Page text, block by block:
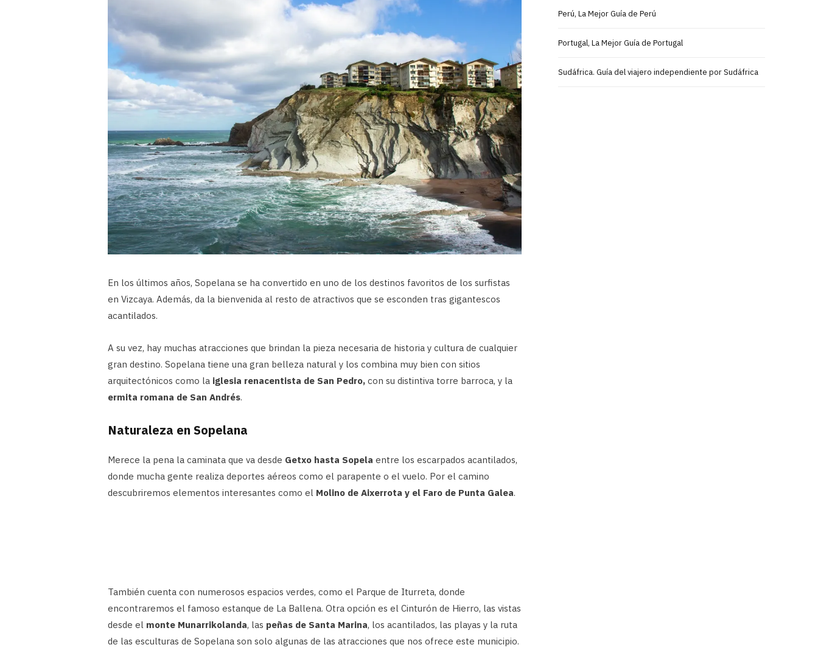
En los últimos años, Sopelana se ha convertido en uno de los destinos favoritos de los surfistas
en Vizcaya. Además, da la bienvenida al resto de atractivos que se esconden tras gigantescos
acantilados.
A su vez, hay muchas atracciones que brindan la pieza necesaria de historia y cultura de cualquier
gran destino. Sopelana tiene una gran belleza natural y los combina muy bien con sitios
arquitectónicos como la iglesia renacentista de San Pedro, con su distintiva torre barroca, y la
ermita romana de San Andrés.
Naturaleza en Sopelana
Merece la pena la caminata que va desde Getxo hasta Sopela entre los escarpados acantilados,
donde mucha gente realiza deportes aéreos como el parapente o el vuelo. Por el camino
descubriremos elementos interesantes como el Molino de Aixerrota y el Faro de Punta Galea.
También cuenta con numerosos espacios verdes, como el Parque de Iturreta, donde
encontraremos el famoso estanque de La Ballena. Otra opción es el Cinturón de Hierro, las vistas
desde el monte Munarrikolanda, las peñas de Santa Marina, los acantilados, las playas y la ruta
de las esculturas de Sopelana son solo algunas de las atracciones que nos ofrece este municipio.
Perú, La Mejor Guía de Perú
Portugal, La Mejor Guía de Portugal
Sudáfrica. Guía del viajero independiente por Sudáfrica